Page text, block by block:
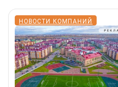
НОВОСТИ КОМПАНИЙ